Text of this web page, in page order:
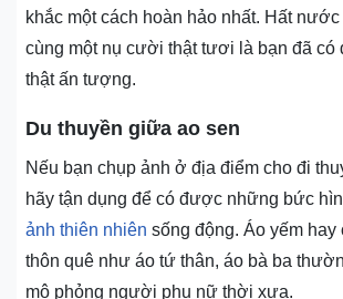
khắc một cách hoàn hảo nhất. Hất
cùng một nụ cười thật tươi là bạn đã có
thật ấn tượng.
Du thuyền giữa ao sen
Nếu bạn chụp ảnh ở địa điểm cho đi
hãy tận dụng để có được những bức
ảnh thiên nhiên sống động. Áo yếm hay
thôn quê như áo tứ thân, áo bà ba
mô phỏng người phụ nữ thời xưa.